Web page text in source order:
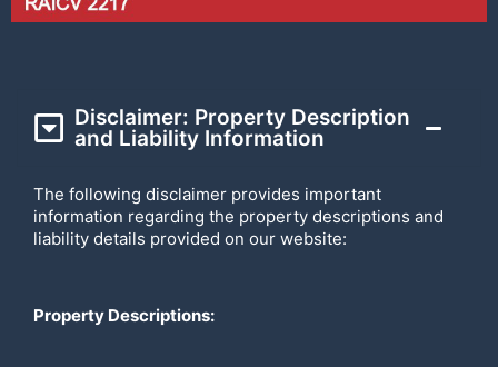
Disclaimer: Property Description
and Liability Information
The following disclaimer provides important
information regarding the property descriptions and
liability details provided on our website:
Property Descriptions: